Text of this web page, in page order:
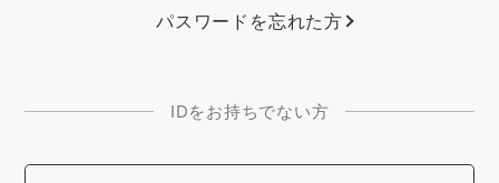
パスワードを忘れた方
IDをお持ちでない方